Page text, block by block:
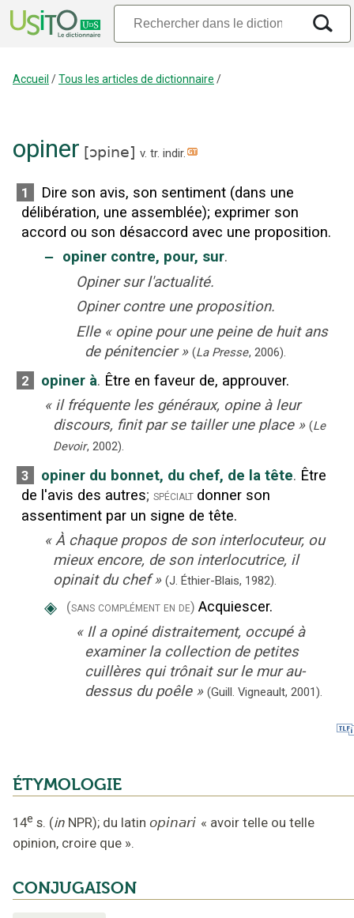
Accueil /Tous les articles de dictionnaire /
opiner [ɔpine] v. tr. indir.
1
Dire son avis, son sentiment (dans une
délibération, une assemblée); exprimer son
accord ou son désaccord avec une proposition.
‒ opiner contre, pour, sur.
Opiner sur l'actualité.
Opiner contre une proposition.
Elle « opine pour une peine de huit ans
de pénitencier » (La Presse, 2006).
2 opiner à. Être en faveur de, approuver.
« il fréquente les généraux, opine à leur
discours, finit par se tailler une place » (Le
Devoir, 2002).
3 opiner du bonnet, du chef, de la tête. Être
de l'avis des autres; spécialt donner son
assentiment par un signe de tête.
« À chaque propos de son interlocuteur, ou
mieux encore, de son interlocutrice, il
opinait du chef » (J. Éthier-Blais, 1982).
◈ (sans complément en de) Acquiescer.
« Il a opiné distraitement, occupé à
examiner la collection de petites
cuillères qui trônait sur le mur au-
dessus du poêle » (Guill. Vigneault, 2001).
ÉTYMOLOGIE
14e s. (in NPR); du latin opinari « avoir telle ou telle
opinion, croire que ».
CONJUGAISON